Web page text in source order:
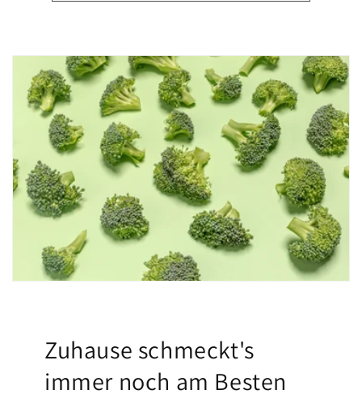
Zuhause schmeckt's
immer noch am Besten